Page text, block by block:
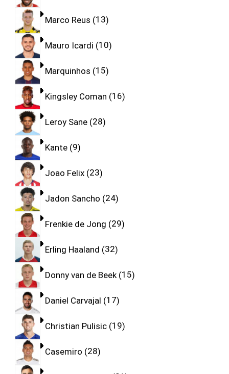
Marco Reus 13
Mauro Icardi 10
Marquinhos 15
Kingsley Coman 16
Leroy Sane 28
Kante 9
Joao Felix 23
Jadon Sancho 24
Frenkie de Jong 29
Erling Haaland 32
Donny van de Beek 15
Daniel Carvajal 17
Christian Pulisic 19
Casemiro 28